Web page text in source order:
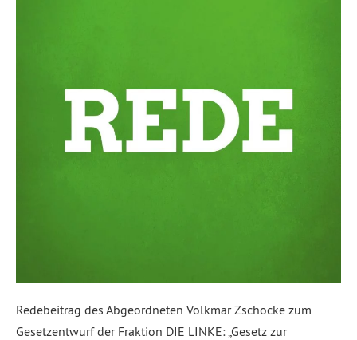
Redebeitrag des Abgeordneten Volkmar Zschocke zum
Gesetzentwurf der Fraktion DIE LINKE: „Gesetz zur